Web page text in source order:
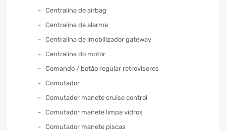
Centralina de airbag
Centralina de alarme
Centralina de imobilizador gateway
Centralina do motor
Comando / botão regular retrovisores
Comutador
Comutador manete cruise control
Comutador manete limpa vidros
Comutador manete piscas